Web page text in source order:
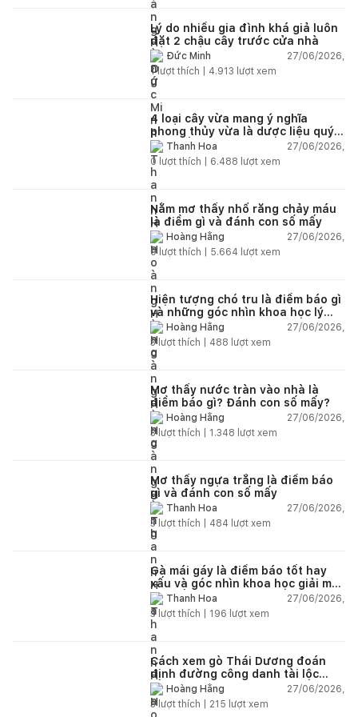
Lý do nhiều gia đình khá giả luôn
đặt 2 chậu cây trước cửa nhà
Đức Minh
27/06/2026,
1lượt thích | 4.913 lượt xem
4 loại cây vừa mang ý nghĩa
phong thủy vừa là dược liệu quý
nên trồng trong nhà
Thanh Hoa
27/06/2026,
0 lượt thích | 6.488 lượt xem
Nằm mơ thấy nhổ răng chảy máu
là điềm gì và đánh con số mấy
Hoàng Hằng
27/06/2026,
0lượt thích | 5.664 lượt xem
Hiện tượng chó tru là điềm báo gì
và những góc nhìn khoa học lý
giảiHoàng Hằng
27/06/2026,
3lượt thích | 488 lượt xem
Mơ thấy nước tràn vào nhà là
điềm báo gì? Đánh con số mấy?
Hoàng Hằng
27/06/2026,
3lượt thích | 1.348 lượt xem
Mơ thấy ngựa trắng là điềm báo
gì và đánh con số mấy
Thanh Hoa
27/06/2026,
3lượt thích | 484 lượt xem
Gà mái gáy là điềm báo tốt hay
xấu và góc nhìn khoa học giải mã
chi tiết
Thanh Hoa
27/06/2026,
3lượt thích | 196 lượt xem
Cách xem gò Thái Dương đoán
định đường công danh tài lộc
theo nhân tướng học
Hoàng Hằng
27/06/2026,
3lượt thích | 215 lượt xem